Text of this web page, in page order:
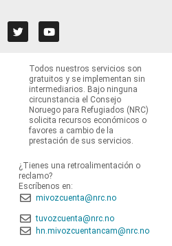
Todos nuestros servicios son
gratuitos y se implementan sin
intermediarios. Bajo ninguna
circunstancia el Consejo
Noruego para Refugiados (NRC)
solicita recursos económicos o
favores a cambio de la
prestación de sus servicios.
¿Tienes una retroalimentación o
reclamo?
Escríbenos en:
mivozcuenta@nrc.no
tuvozcuenta@nrc.no
hn.mivozcuentancam@nrc.no